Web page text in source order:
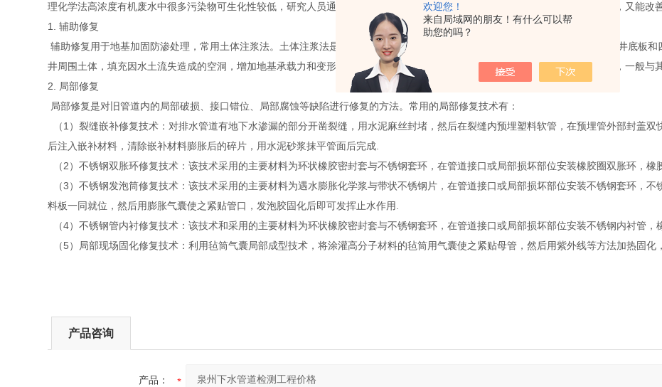
欢迎您！
来自局域网的朋友！有什么可以帮
助您的吗？
理化学法高浓度有机废水中很多污染物可生化性较低，研究人员通常利用物化法作为生物法的预处理，既可降低废水有机物的浓度，又能改
1. 辅助修复
辅助修复用于地基加固防渗处理，常用土体注浆法。土体注浆法是通过管内向外或地面向下对排水管道周围土体和接口部位、检查井底板
井周围土体，填充因水土流失造成的空洞，增加地基承载力和变形模量，隔断地下水渗入管道及窨井的途径的一种堵漏、填充方法，一般与
2. 局部修复
局部修复是对旧管道内的局部破损、接口错位、局部腐蚀等缺陷进行修复的方法。常用的局部修复技术有：
（1）裂缝嵌补修复技术：对排水管道有地下水渗漏的部分开凿裂缝，用水泥麻丝封堵，然后在裂缝内预埋塑料软管，在预埋管外部封盖
后注入嵌补材料，清除嵌补材料膨胀后的碎片，用水泥砂浆抹平管面后完成.
（2）不锈钢双胀环修复技术：该技术采用的主要材料为环状橡胶密封套与不锈钢套环，在管道接口或局部损坏部位安装橡胶圈双胀环，
（3）不锈钢发泡筒修复技术：该技术采用的主要材料为遇水膨胀化学浆与带状不锈钢片，在管道接口或局部损坏部位安装不锈钢套环，
料板一同就位，然后用膨胀气囊使之紧贴管口，发泡胶固化后即可发挥止水作用.
（4）不锈钢管内衬修复技术：该技术和采用的主要材料为环状橡胶密封套与不锈钢套环，在管道接口或局部损坏部位安装不锈钢内衬管
（5）局部现场固化修复技术：利用毡筒气囊局部成型技术，将涂灌高分子材料的毡筒用气囊使之紧贴母管，然后用紫外线等方法加热固化
产品咨询
产品：